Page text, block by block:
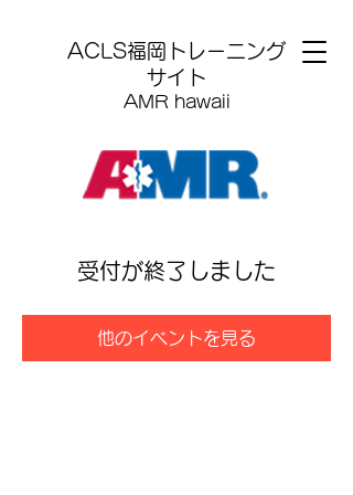
​ACLS福岡トレーニング
サイト
AMR hawaii
受付が終了しました
他のイベントを見る